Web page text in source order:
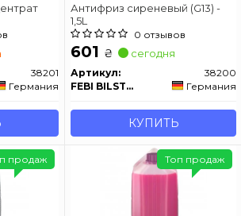
38201
Германия
Антифриз сиреневый (G13) -
1,5L
0 отзывов
601 ₴ сегодня
Артикул:
38200
FEBI BILSTEIN
Германия
КУПИТЬ
продаж Топ продаж